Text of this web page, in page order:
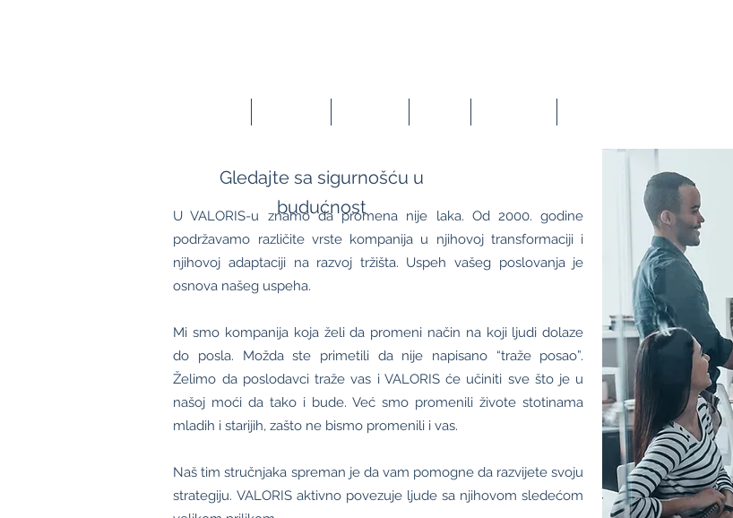
Gledajte sa sigurnošću u
budućnost
U VALORIS-u znamo da promena nije laka. Od 2000. godine
podržavamo različite vrste kompanija u njihovoj transformaciji i
njihovoj adaptaciji na razvoj tržišta. Uspeh vašeg poslovanja je
osnova našeg uspeha.
Mi smo kompanija koja želi da promeni način na koji ljudi dolaze
do posla. Možda ste primetili da nije napisano “traže posao”.
Želimo da poslodavci traže vas i VALORIS će učiniti sve što je u
našoj moći da tako i bude. Već smo promenili živote stotinama
mladih i starijih, zašto ne bismo promenili i vas.
Naš tim stručnjaka spreman je da vam pomogne da razvijete svoju
strategiju.VALORIS aktivno povezuje ljude sa njihovom sledećom